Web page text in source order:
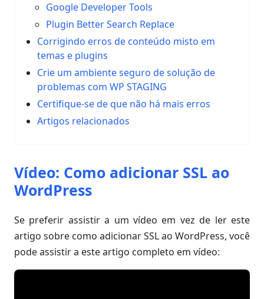
Google Developer Tools
Plugin Better Search Replace
Corrigindo erros de conteúdo misto em
temas e plugins
Crie um ambiente seguro de solução de
problemas com WP STAGING
Certifique-se de que não há mais erros
Artigos relacionados
Vídeo: Como adicionar SSL ao
WordPress
Se preferir assistir a um vídeo em vez de ler este
artigo sobre como adicionar SSL ao WordPress, você
pode assistir a este artigo completo em vídeo: